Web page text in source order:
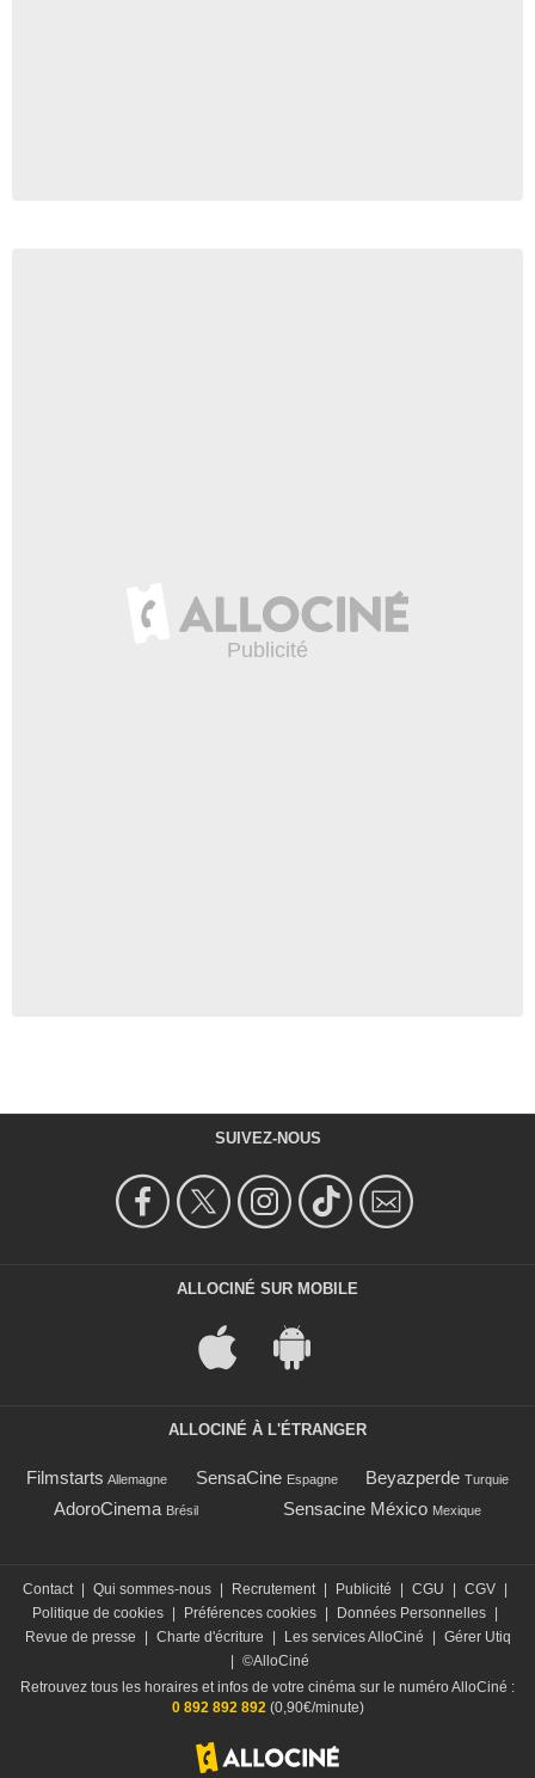
SUIVEZ-NOUS
ALLOCINÉ SUR MOBILE
ALLOCINÉ À L'ÉTRANGER
Filmstarts Allemagne SensaCine Espagne Beyazperde Turquie
AdoroCinema Brésil Sensacine México Mexique
Contact Qui sommes-nous Recrutement Publicité CGU CGV
Politique de cookies
Préférences cookies Données Personnelles
Revue de presse
Charte d'écriture Les services AlloCiné
Gérer Utiq
©AlloCiné
Retrouvez tous les horaires et infos de votre cinéma sur le numéro AlloCiné :
0 892 892 892(0,90€/minute)